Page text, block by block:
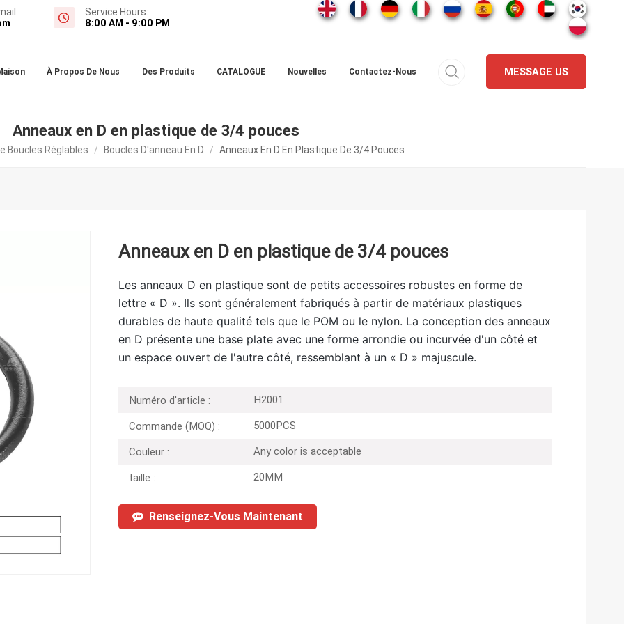
:
Service Hours:
8:00 AM - 9:00 PM
À Propos De Nous Des Produits CATALOGUE Nouvelles Contactez-Nous MESSAGE US
Anneaux en D en plastique de 3/4 pouces
Boucles Réglables / Boucles D'anneau En D / Anneaux En D En Plastique De 3/4 Pouces
Anneaux en D en plastique de 3/4 pouces
Les anneaux D en plastique sont de petits accessoires robustes en forme de
lettre « D ». Ils sont généralement fabriqués à partir de matériaux plastiques
durables de haute qualité tels que le POM ou le nylon. La conception des anneaux
en D présente une base plate avec une forme arrondie ou incurvée d'un côté et
un espace ouvert de l'autre côté, ressemblant à un « D » majuscule.
Numéro d'article : H2001
Commande (MOQ) : 5000PCS
Couleur : Any color is acceptable
taille : 20MM
Renseignez-Vous Maintenant